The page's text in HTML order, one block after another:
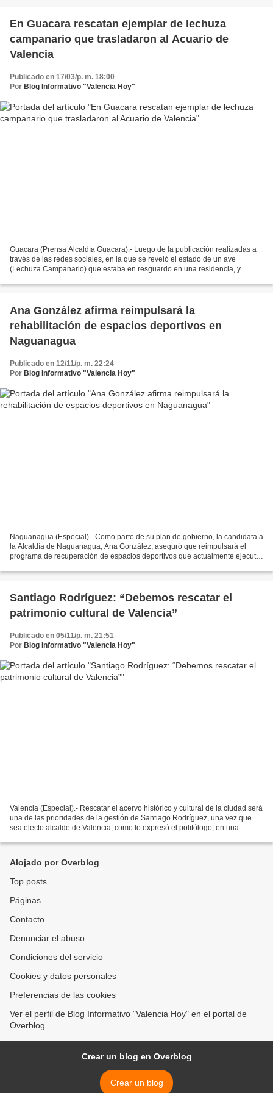
En Guacara rescatan ejemplar de lechuza
campanario que trasladaron al Acuario de
Valencia
Publicado en 17/03/p. m. 18:00
Por Blog Informativo "Valencia Hoy"
Guacara (Prensa Alcaldía Guacara).- Luego de la publicación realizadas a
través de las redes sociales, en la que se reveló el estado de un ave
(Lechuza Campanario) que estaba en resguardo en una residencia, y
Ana González afirma reimpulsará la
rehabilitación de espacios deportivos en
Naguanagua
Publicado en 12/11/p. m. 22:24
Por Blog Informativo "Valencia Hoy"
Naguanagua (Especial).- Como parte de su plan de gobierno, la candidata a
la Alcaldía de Naguanagua, Ana González, aseguró que reimpulsará el
programa de recuperación de espacios deportivos que actualmente ejecuta
Santiago Rodríguez: “Debemos rescatar el
patrimonio cultural de Valencia”
Publicado en 05/11/p. m. 21:51
Por Blog Informativo "Valencia Hoy"
Valencia (Especial).- Rescatar el acervo histórico y cultural de la ciudad será
una de las prioridades de la gestión de Santiago Rodríguez, una vez que
sea electo alcalde de Valencia, como lo expresó el politólogo, en una
Alojado por Overblog
Top posts
Páginas
Contacto
Denunciar el abuso
Condiciones del servicio
Cookies y datos personales
Preferencias de las cookies
Ver el perfil de Blog Informativo "Valencia Hoy" en el portal de
Overblog
Crear un blog en Overblog
Crear un blog